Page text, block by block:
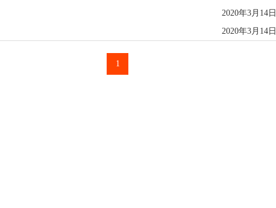
2020年3月14日
2020年3月14日
1